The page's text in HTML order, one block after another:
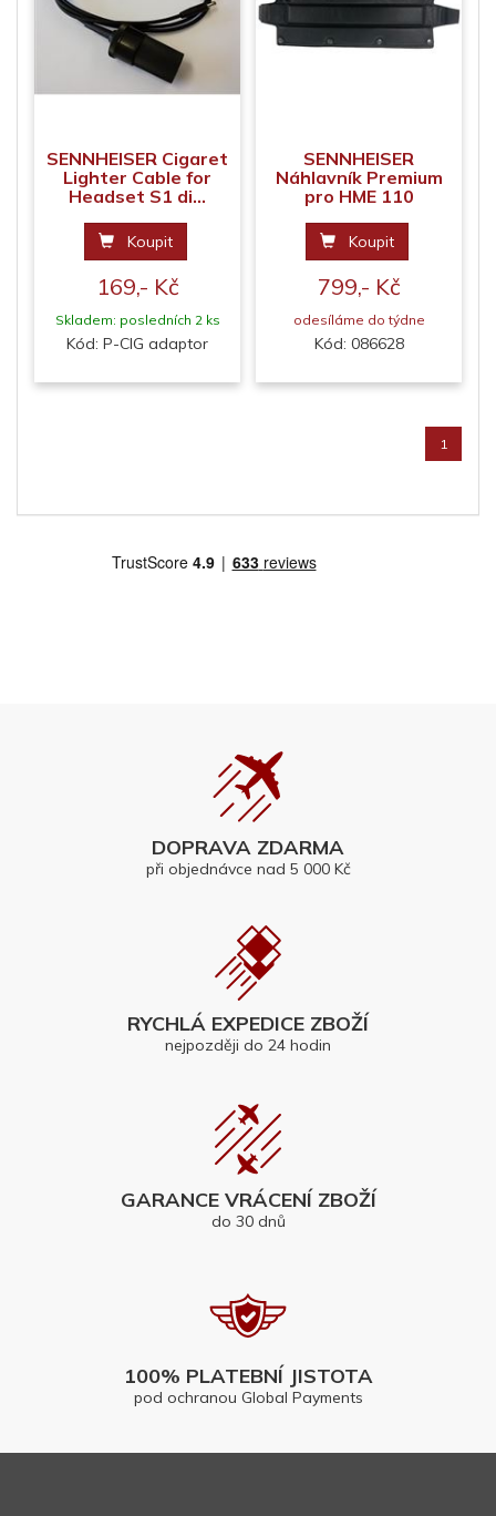
SENNHEISER Cigaret
Lighter Cable for
Headset S1 di...
Koupit
169,- Kč
Skladem: posledních 2 ks
Kód: P-CIG adaptor
SENNHEISER
Náhlavník Premium
pro HME 110
Koupit
799,- Kč
odesíláme do týdne
Kód: 086628
1
DOPRAVA ZDARMA
při objednávce nad 5 000 Kč
RYCHLÁ EXPEDICE ZBOŽÍ
nejpozději do 24 hodin
GARANCE VRÁCENÍ ZBOŽÍ
do 30 dnů
100% PLATEBNÍ JISTOTA
pod ochranou Global Payments